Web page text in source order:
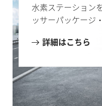
水素ステーション
ッサーパッケージ
詳細はこちら
どのようなご